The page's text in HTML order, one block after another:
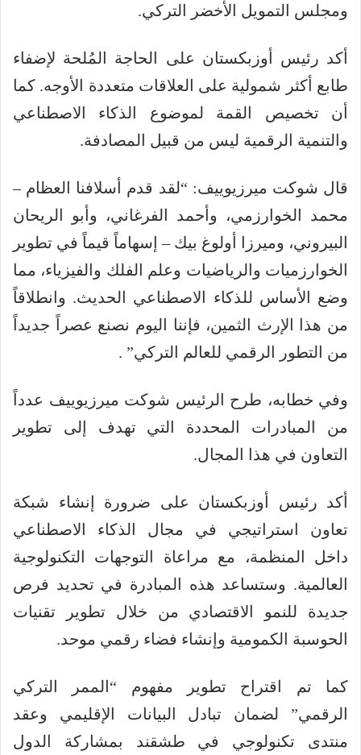
ومجلس التمويل الأخضر التركي.
أكد رئيس أوزبكستان على الحاجة المُلحة لإضفاء
طابع أكثر شمولية على العلاقات متعددة الأوجه. كما
أن تخصيص القمة لموضوع الذكاء الاصطناعي
والتنمية الرقمية ليس من قبيل المصادفة.
قال شوكت ميرزيوييف: “لقد قدم أسلافنا العظام –
محمد الخوارزمي، وأحمد الفرغاني، وأبو الريحان
البيروني، وميرزا ​​أولوغ بيك – إسهاماً قيماً في تطوير
الخوارزميات والرياضيات وعلم الفلك والفيزياء، مما
وضع الأساس للذكاء الاصطناعي الحديث. وانطلاقاً
من هذا الإرث الثمين، فإننا اليوم نصنع عصراً جديداً
من التطور الرقمي للعالم التركي” .
وفي خطابه، طرح الرئيس شوكت ميرزيوييف عدداً
من المبادرات المحددة التي تهدف إلى تطوير
التعاون في هذا المجال.
أكد رئيس أوزبكستان على ضرورة إنشاء شبكة
تعاون استراتيجي في مجال الذكاء الاصطناعي
داخل المنظمة، مع مراعاة التوجهات التكنولوجية
العالمية. وستساعد هذه المبادرة في تحديد فرص
جديدة للنمو الاقتصادي من خلال تطوير تقنيات
الحوسبة الكمومية وإنشاء فضاء رقمي موحد.
كما تم اقتراح تطوير مفهوم “الممر التركي
الرقمي” لضمان تبادل البيانات الإقليمي وعقد
منتدى تكنولوجي في طشقند بمشاركة الدول